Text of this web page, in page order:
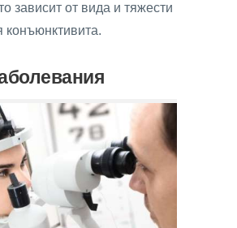
зависит от вида и тяжести
конъюнктивита.